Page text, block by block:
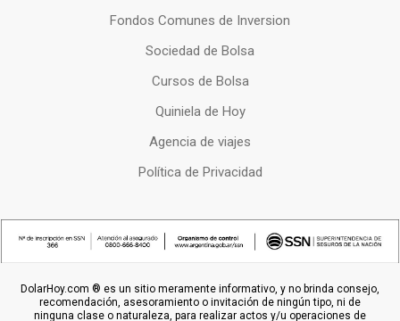
Fondos Comunes de Inversion
Sociedad de Bolsa
Cursos de Bolsa
Quiniela de Hoy
Agencia de viajes
Política de Privacidad
DolarHoy.com ® es un sitio meramente informativo, y no brinda consejo,
recomendación, asesoramiento o invitación de ningún tipo, ni de
ninguna clase o naturaleza, para realizar actos y/u operaciones de